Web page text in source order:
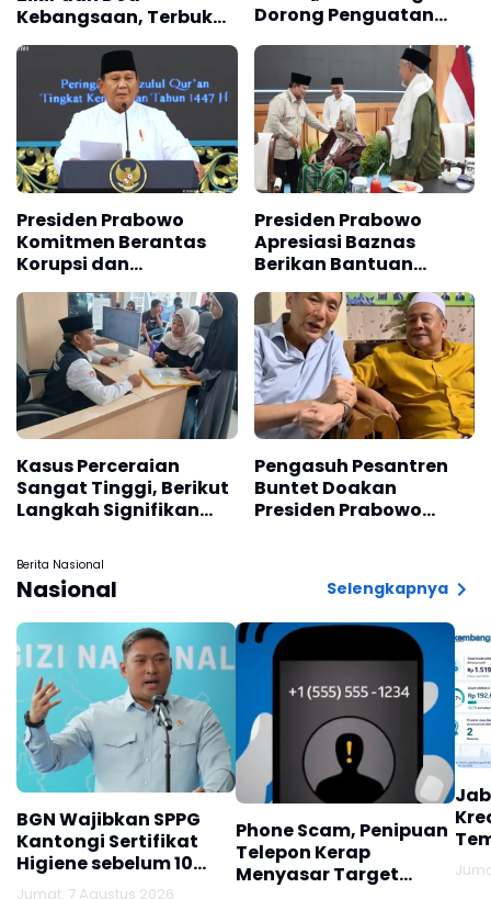
Kebangsaan, Terbuka
untuk Umum
Dorong Penguatan
Presiden Prabowo
Komitmen Berantas
Korupsi dan
Sejahterakan Rakyat
Presiden Prabowo
Apresiasi Baznas
Berikan Bantuan
Rakyat Palestina
Kasus Perceraian
Sangat Tinggi, Berikut
Langkah Signifikan
Pengasuh Pesantren
Buntet Doakan
Presiden Prabowo
Berita Nasional
Nasional Selengkapnya
BGN Wajibkan SPPG
Kantongi Sertifikat
Higiene sebelum 10
Agustus
Jumat, 7 Agustus 2026
Phone Scam, Penipuan
Telepon Kerap
Menyasar Target